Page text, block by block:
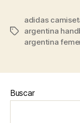
Etiquetas
adidas
argentina
argentina
Buscar